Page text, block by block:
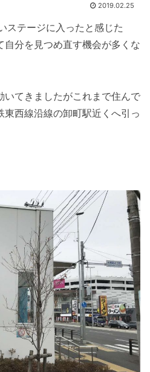
2019.02.25
ステージに入ったと感じた
自分を見つめ直す機会が多くな
いてきましたがこれまで住んで
西線沿線の卸町駅近くへ引っ